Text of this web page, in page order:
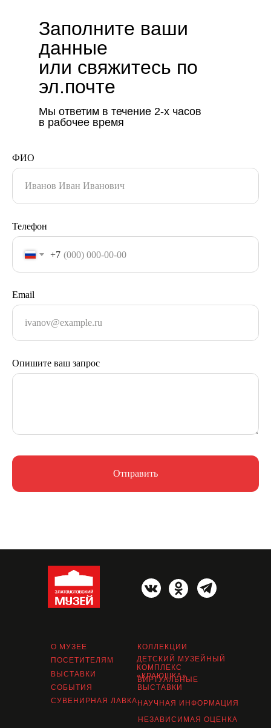
Заполните ваши
данные
или свяжитесь по
эл.почте
Мы ответим в течение 2-х часов
в рабочее время
ФИО
Телефон
+7
Email
Опишите ваш запрос
Отправить
КОЛЛЕКЦИИ
ВИРТУАЛЬНЫЕ
ВЫСТАВКИ
НЕЗАВИСИМАЯ ОЦЕНКА
ДЕТСКИЙ МУЗЕЙНЫЙ
КОМПЛЕКС
«КРАЮШКА»
НАУЧНАЯ ИНФОРМАЦИЯ
О МУЗЕЕ
ВЫСТАВКИ
СУВЕНИРНАЯ ЛАВКА
СОБЫТИЯ
ПОСЕТИТЕЛЯМ